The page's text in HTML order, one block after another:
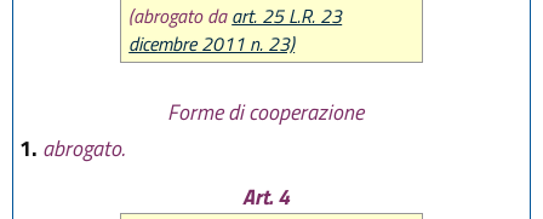
(abrogato daart. 25 L.R. 23
dicembre 2011 n. 23)
Forme di cooperazione
1. abrogato.
Art. 4